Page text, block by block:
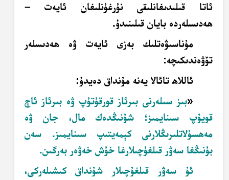
ئاتا قىلىدىغانلىقى نۇرغۇنلىغان ئايەت –
ھەدىسلەردە بايان قىلىنىدۇ.
مۇناسىۋەتلىك بەزى ئايەت ۋە ھەدىسلەر
تۆۋەندىكىچە:
ئاللاھ تائالا يەنە مۇنداق دەيدۇ:
«بىز سىلەرنى بىرئاز قورقۇتۇپ ۋە بىرئاز ئاچ
قويۇپ سىنايمىز؛ شۇنىڭدەك مال، جان ۋە
مەھسۇلاتلىرىڭلارنى كېمەيتىپ سىنايمىز. سەن
بۇنىڭغا سەۋر قىلغۇچىلارغا خۇش خەۋەر بەرگىن.
ئۇ سەۋر قىلغۇچىلار شۇنداق كىشىلەركى،